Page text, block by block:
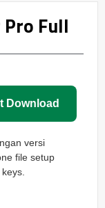
Full
Download
versi
file setup